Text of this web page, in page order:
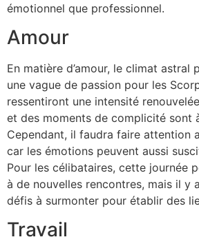
émotionnel que professionnel.
Amour
En matière d’amour, le climat
une vague de passion pour les
ressentiront une intensité
et des moments de complicité sont
Cependant, il faudra faire attention
car les émotions peuvent aussi
Pour les célibataires, cette journée
à de nouvelles rencontres, mais il y
défis à surmonter pour établir des
Travail